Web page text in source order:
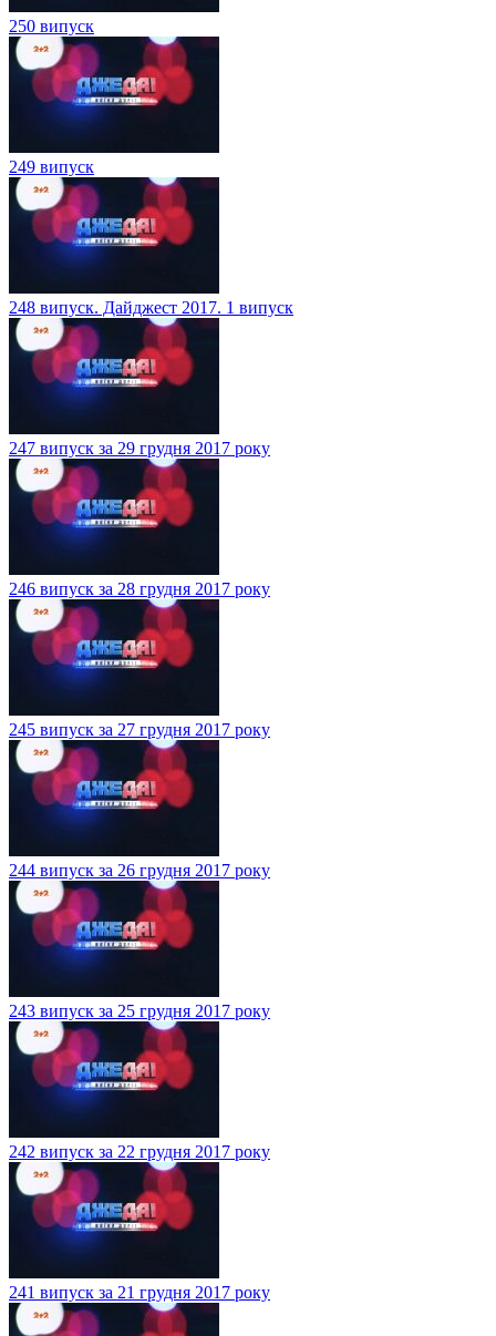
250 випуск
249 випуск
248 випуск. Дайджест 2017. 1 випуск
247 випуск за 29 грудня 2017 року
246 випуск за 28 грудня 2017 року
245 випуск за 27 грудня 2017 року
244 випуск за 26 грудня 2017 року
243 випуск за 25 грудня 2017 року
242 випуск за 22 грудня 2017 року
241 випуск за 21 грудня 2017 року